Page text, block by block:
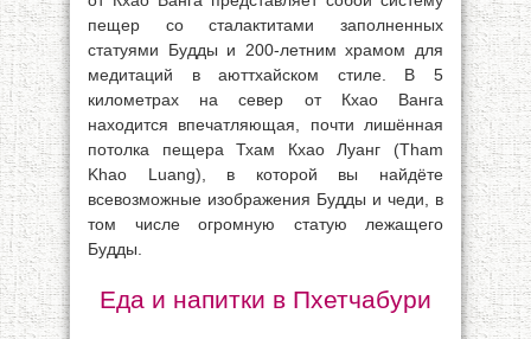
пещер со сталактитами заполненных
статуями Будды и 200-летним храмом для
медитаций в аюттхайском стиле. В 5
километрах на север от Кхао Ванга
находится впечатляющая, почти лишённая
потолка пещера Тхам Кхао Луанг (Tham
Khao Luang), в которой вы найдёте
всевозможные изображения Будды и чеди, в
том числе огромную статую лежащего
Будды.
Еда и напитки в Пхетчабури